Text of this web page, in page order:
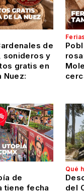
de
sonideros y
gratis en
Nuez:
de
tiene fecha
Qué
del